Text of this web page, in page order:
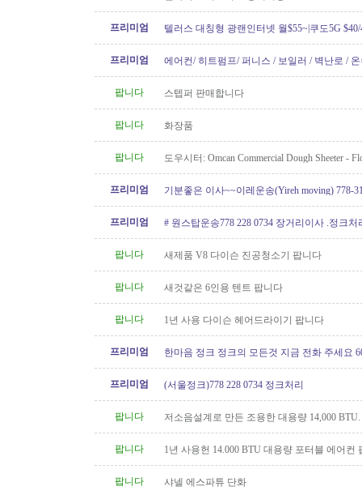
프리미엄
텔러스 대칭형 광랜인터넷 월$55~|쿠도5G $40/
프리미엄
에어컨/ 히트펌프/ 퍼니스 / 보일러 / 벽난로 /
팝니다
스텝퍼 판매합니다
팝니다 화장품
팝니다
도우시터: Omcan Commercial Dough Sheeter -
프리미엄
기분좋은 이사~~이레운송(Yireh moving) 778-
프리미엄 # 원스탑운송778 228 0734 장거리이사 .정크처
팝니다 새제품 V8 다이슨 진공청소기 팝니다
팝니다 새것같은 6인용 텐트 팝니다
팝니다 1년 사용 다이슨 헤어드라이기 팝니다
프리미엄 한마음 정크 정크의 모든것 지금 전화 주세요
프리미엄 (서울정크)778 228 0734 정크처리
팝니다
저소음설계로 만든 조용한 대용량 14,000
팝니다
1년 사용헌 14.000 BTU 대용량 포터블 에어컨
팝니다 샤넬 에스파튜 단화